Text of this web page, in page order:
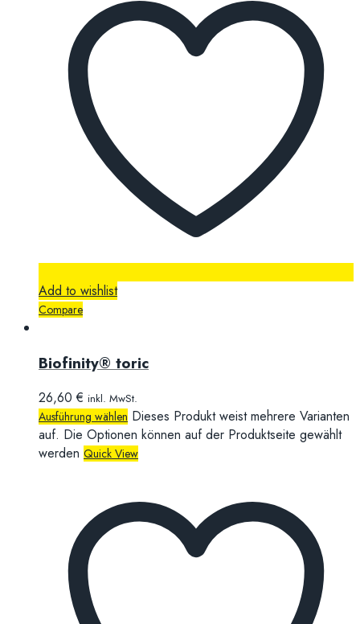
Add to wishlist
Compare
Biofinity® toric
26,60€ inkl. MwSt.
Ausführung wählen Dieses Produkt weist mehrere Varianten
auf. Die Optionen können auf der Produktseite gewählt
werden Quick View